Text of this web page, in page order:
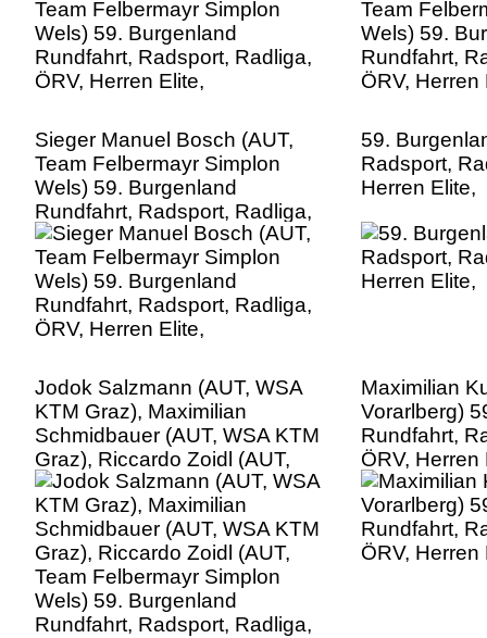
Sieger Manuel Bosch (AUT,
Team Felbermayr Simplon
Wels) 59. Burgenland
Rundfahrt, Radsport, Radliga,
ÖRV, Herren Elite,
59.
Radsport,
Herren Elite,
Jodok Salzmann (AUT, WSA
KTM Graz), Maximilian
Schmidbauer (AUT, WSA KTM
Graz), Riccardo Zoidl (AUT,
Team Felbermayr Simplon
Wels) 59. Burgenland
Rundfahrt, Radsport, Radliga,
ÖRV, Herren Elite,
Maximilian
Vorarlberg)
Rundfahrt,
ÖRV, Herren